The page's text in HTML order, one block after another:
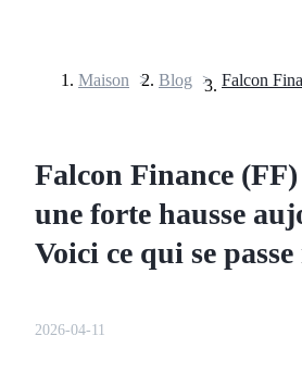
Maison > Blog >
Falcon Finance
une forte hausse
Voici ce qui se
2026-04-11